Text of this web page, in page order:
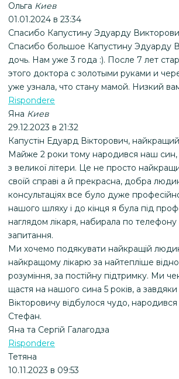
Ольга Киев
01.01.2024 в 23:34
Спасибо Капустину Эдуарду
Спасибо большое Капустину Эдуарду
дочь. Нам уже 3 года :). После 7 лет
этого доктора с золотыми руками и
уже узнала, что стану мамой. Низкий
Rispondere
Яна Киев
29.12.2023 в 21:32
Капустін Едуард Вікторович,
Майже 2 роки тому народився наш син,
з великої літери. Це не просто
своїй справі а й прекрасна, добра
консультаціях все було дуже
нашого шляху і до кінця я була під
наглядом лікаря, набирала по телефону
запитання.
Ми хочемо подякувати найкращій
найкращому лікарю за найтепліше
розуміння, за постійну підтримку. Ми
щастя на нашого сина 5 років, а
Вікторовичу відбулося чудо,
Стефан.
Яна та Сергій Галагодза
Rispondere
Тетяна
10.11.2023 в 09:53